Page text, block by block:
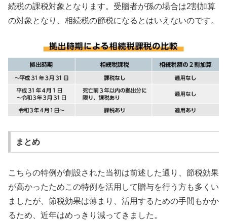
続税の課税対象となります。受贈者が孫の場合は2割加算
の対象となり、相続税の節税になるとはいえないのです。
まとめ
こちらの特例が創設された当初は前述した通り、節税効果
が高かったためこの特例を活用して贈与を行う方も多くい
ましたが、節税効果は薄まり、活用するための手間もかか
るため、近年はめっきり減ってきました。